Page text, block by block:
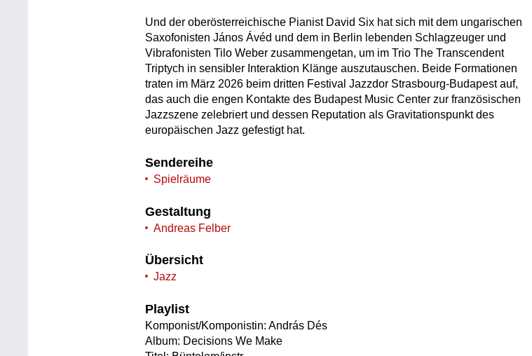
Und der oberösterreichische Pianist David Six hat sich mit dem ungarischen
Saxofonisten János Ávéd und dem in Berlin lebenden Schlagzeuger und
Vibrafonisten Tilo Weber zusammengetan, um im Trio The Transcendent
Triptych in sensibler Interaktion Klänge auszutauschen. Beide Formationen
traten im März 2026 beim dritten Festival Jazzdor Strasbourg-Budapest auf,
das auch die engen Kontakte des Budapest Music Center zur französischen
Jazzszene zelebriert und dessen Reputation als Gravitationspunkt des
europäischen Jazz gefestigt hat.
Sendereihe
Spielräume
Gestaltung
Andreas Felber
Übersicht
Jazz
Playlist
Komponist/Komponistin: András Dés
Album: Decisions We Make